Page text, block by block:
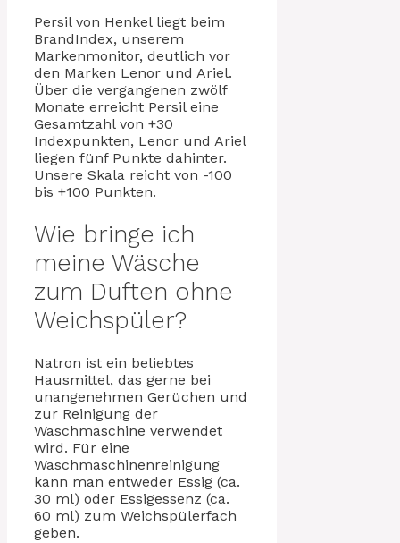
Persil von Henkel liegt beim
BrandIndex, unserem
Markenmonitor, deutlich vor
den Marken Lenor und Ariel.
Über die vergangenen zwölf
Monate erreicht Persil eine
Gesamtzahl von +30
Indexpunkten, Lenor und Ariel
liegen fünf Punkte dahinter.
Unsere Skala reicht von -100
bis +100 Punkten.
Wie bringe ich
meine Wäsche
zum Duften ohne
Weichspüler?
Natron ist ein beliebtes
Hausmittel, das gerne bei
unangenehmen Gerüchen und
zur Reinigung der
Waschmaschine verwendet
wird. Für eine
Waschmaschinenreinigung
kann man entweder Essig (ca.
30 ml) oder Essigessenz (ca.
60 ml) zum Weichspülerfach
geben.